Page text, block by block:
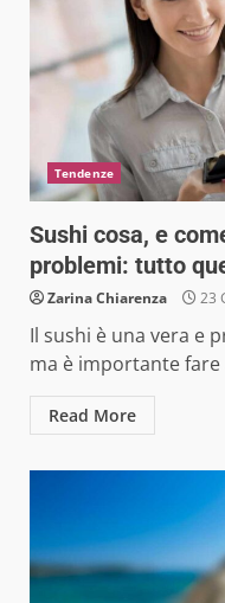
Tendenze
Sushi cosa, e
problemi: tutto
Zarina Chiarenza 23
Il sushi è una vera e
ma è importante
Read More